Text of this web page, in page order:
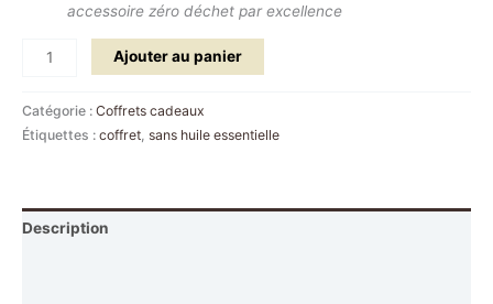
accessoire zéro déchet par excellence
Ajouter au panier
Catégorie : Coffrets cadeaux
Étiquettes : coffret, sans huile essentielle
Description